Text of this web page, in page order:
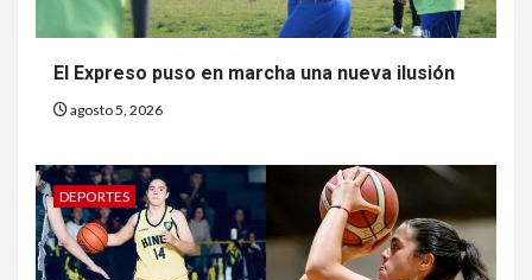
El Expreso puso en marcha una nueva ilusión
agosto 5, 2026
DEPORTES